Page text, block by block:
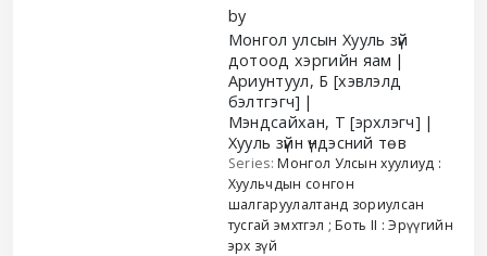
by
Монгол улсын Хууль зүй
дотоод хэргийн яам
Ариунтуул, Б [хэвлэлд
бэлтгэгч]
Мэндсайхан, Т [эрхлэгч]
Хууль зүйн үндэсний төв
Series:Монгол Улсын хуулиуд :
Хуульчдын сонгон
шалгаруулалтанд зориулсан
тусгай эмхтгэл ; Боть II : Эрүүгийн
эрх зүй